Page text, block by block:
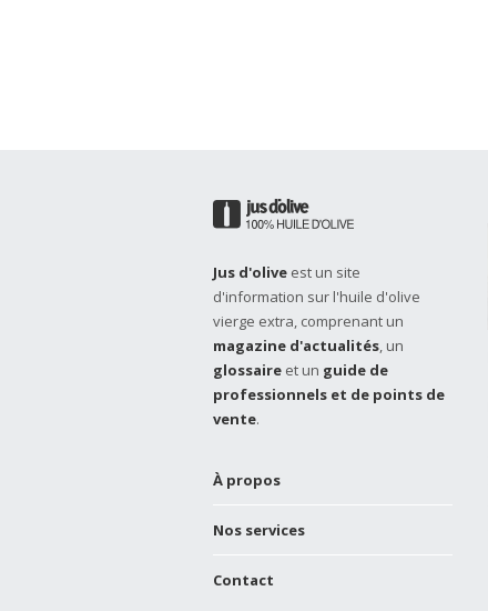
Jus d'olive est un site
d'information sur l'huile d'olive
vierge extra, comprenant un
magazine d'actualités, un
glossaire et un guide de
professionnels et de points de
vente.
À propos
Nos services
Contact